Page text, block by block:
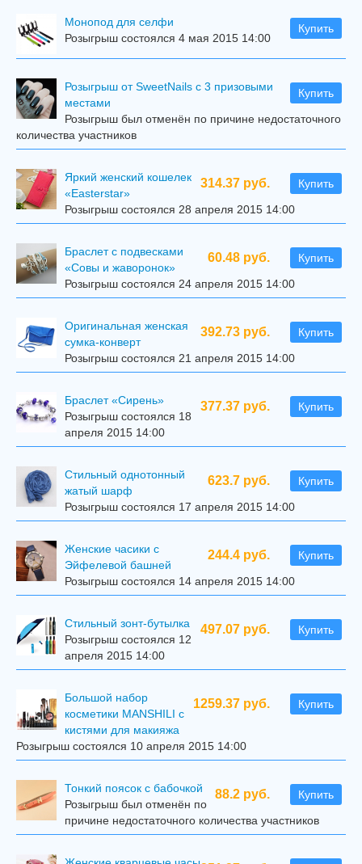
Купить
Mонопод для селфи
Розыгрыш состоялся 4 мая 2015 14:00
Купить
Розыгрыш от SweetNails с 3 призовыми
местами
Розыгрыш был отменён по причине недостаточного
количества участников
314.37 руб. Купить
Яркий женский кошелек
«Easterstar»
Розыгрыш состоялся 28 апреля 2015 14:00
60.48 руб. Купить
Браслет с подвесками
«Совы и жаворонок»
Розыгрыш состоялся 24 апреля 2015 14:00
392.73 руб. Купить
Оригинальная женская
сумка-конверт
Розыгрыш состоялся 21 апреля 2015 14:00
377.37 руб. Купить
Браслет «Сирень»
Розыгрыш состоялся 18
апреля 2015 14:00
623.7 руб. Купить
Стильный однотонный
жатый шарф
Розыгрыш состоялся 17 апреля 2015 14:00
244.4 руб. Купить
Женские часики с
Эйфелевой башней
Розыгрыш состоялся 14 апреля 2015 14:00
497.07 руб. Купить
Стильный зонт-бутылка
Розыгрыш состоялся 12
апреля 2015 14:00
1259.37 руб. Купить
Большой набор
косметики MANSHILI с
кистями для макияжа
Розыгрыш состоялся 10 апреля 2015 14:00
88.2 руб. Купить
Тонкий поясок с бабочкой
Розыгрыш был отменён по
причине недостаточного количества участников